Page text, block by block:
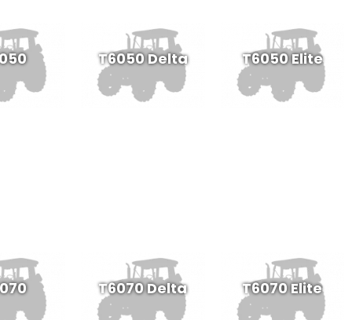
T6050 Delta T6050 Elite
T6070 Delta T6070 Elite